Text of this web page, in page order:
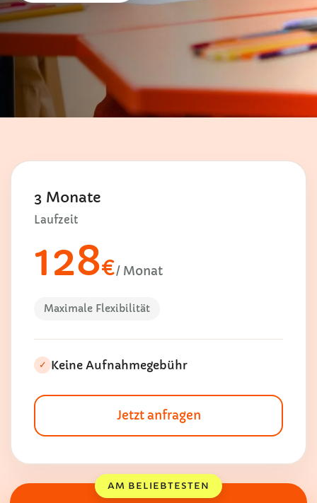
3 Monate
Laufzeit
128€/ Monat
Maximale Flexibilität
✓ Keine Aufnahmegebühr
Jetzt anfragen
AM BELIEBTESTEN